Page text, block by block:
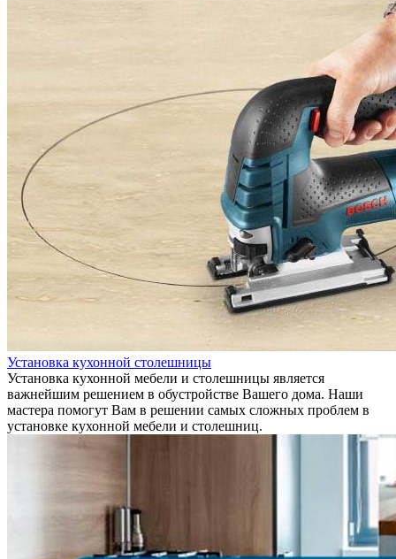
Установка кухонной столешницы
Установка кухонной мебели и столешницы является
важнейшим решением в обустройстве Вашего дома. Наши
мастера помогут Вам в решении самых сложных проблем в
установке кухонной мебели и столешниц.